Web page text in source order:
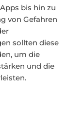
bis hin zu
von Gefahren
sollten diese
um die
und die